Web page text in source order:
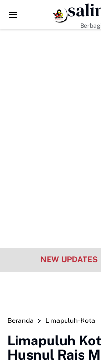
Sosial Jadi Kunci, Hj. Aida
NEW UPDATES
Beranda Limapuluh-Kota
Limapuluh
Husnul Rais